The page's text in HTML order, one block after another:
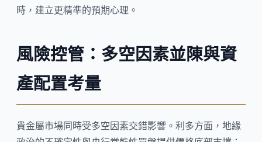
時，建立更精準的預期心理。
風險控管：多空因素並陳與資
產配置考量
貴金屬市場同時受多空因素交錯影響。利多方面，地緣